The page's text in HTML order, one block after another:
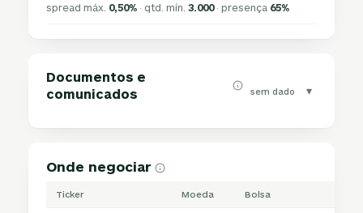
spread máx. 0,50% · qtd. mín.3.000· presença 65%
Documentos e
comunicados
sem dado ▾
Onde negociar
Ticker Moeda Bolsa